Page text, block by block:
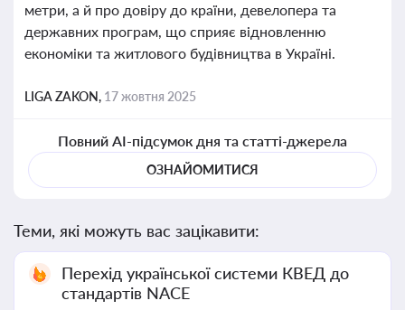
метри, а й про довіру до країни, девелопера та
державних програм, що сприяє відновленню
економіки та житлового будівництва в Україні.
LIGA ZAKON, 17 жовтня 2025
Повний AI-підсумок дня та статті-джерела
ОЗНАЙОМИТИСЯ
Теми, які можуть вас зацікавити:
Перехід української системи КВЕД до
стандартів NACE